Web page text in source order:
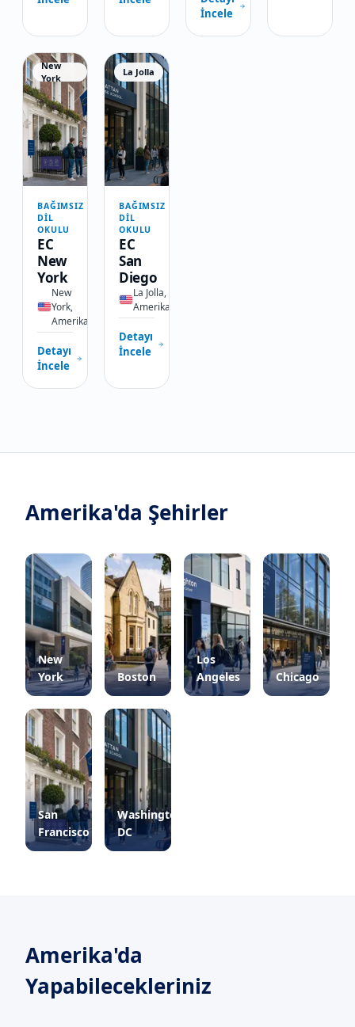
İncele
New
York
BAĞIMSIZ
DIL
OKULU
EC
New
York
New
York,
Amerika
Detayı
İncele
La Jolla
BAĞIMSIZ
DIL
OKULU
EC
San
Diego
La Jolla,
Amerika
Detayı
İncele
Amerika'da Şehirler
New
York
Boston
Los
Angeles
Chicago
San
Francisco
Washington
DC
Amerika'da
Yapabilecekleriniz